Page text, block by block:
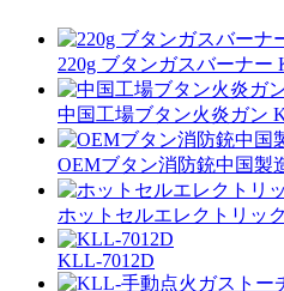
220g ブタンガスバーナー
中国工場ブタン火炎ガン
OEMブタン消防銃中国製
ホットセルエレクトリッ
KLL-7012D